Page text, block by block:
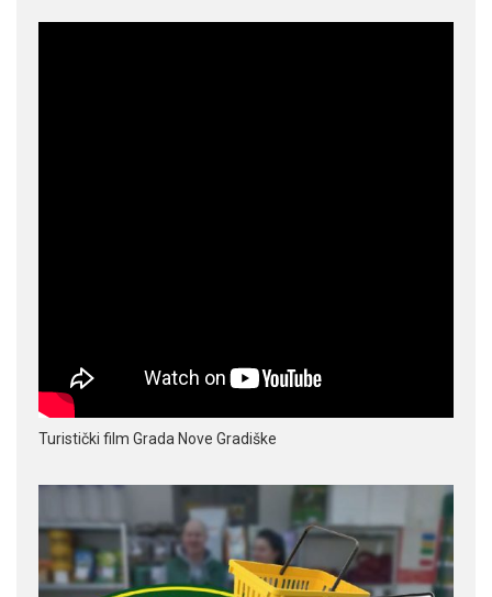
Turistički film Grada Nove Gradiške